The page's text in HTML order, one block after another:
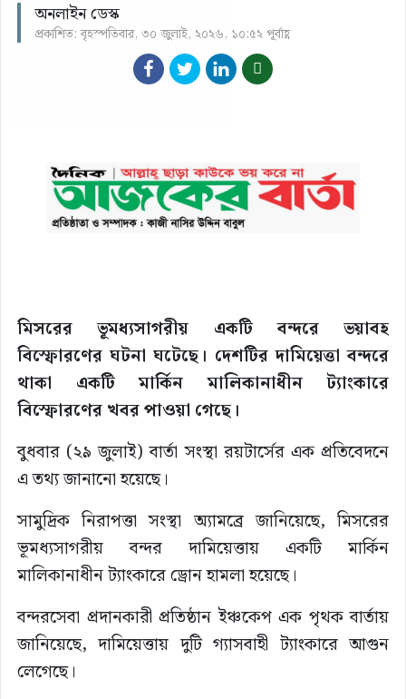
অনলাইন ডেস্ক
প্রকাশিত: বৃহস্পতিবার, ৩০ জুলাই, ২০২৬, ১০:৫২ পূর্বাহ্ণ
মিসরের ভূমধ্যসাগরীয় একটি বন্দরে ভয়াবহ
বিস্ফোরণের ঘটনা ঘটেছে। দেশটির দামিয়েত্তা বন্দরে
থাকা একটি মার্কিন মালিকানাধীন ট্যাংকারে
বিস্ফোরণের খবর পাওয়া গেছে।
বুধবার (২৯ জুলাই) বার্তা সংস্থা রয়টার্সের এক প্রতিবেদনে
এ তথ্য জানানো হয়েছে।
সামুদ্রিক নিরাপত্তা সংস্থা অ্যামব্রে জানিয়েছে, মিসরের
ভূমধ্যসাগরীয় বন্দর দামিয়েত্তায় একটি মার্কিন
মালিকানাধীন ট্যাংকারে ড্রোন হামলা হয়েছে।
বন্দরসেবা প্রদানকারী প্রতিষ্ঠান ইঞ্চকেপ এক পৃথক বার্তায়
জানিয়েছে, দামিয়েত্তায় দুটি গ্যাসবাহী ট্যাংকারে আগুন
লেগেছে।